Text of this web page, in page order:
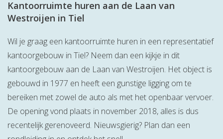
Kantoorruimte huren aan de Laan van
Westroijen in Tiel
Wil je graag een kantoorruimte huren in een representatief
kantoorgebouw in Tiel? Neem dan een kijkje in dit
kantoorgebouw aan de Laan van Westroijen. Het object is
gebouwd in 1977 en heeft een gunstige ligging om te
bereiken met zowel de auto als met het openbaar vervoer.
De opening vond plaats in november 2018, alles is dus
recentelijk gerenoveerd. Nieuwsgierig? Plan dan een